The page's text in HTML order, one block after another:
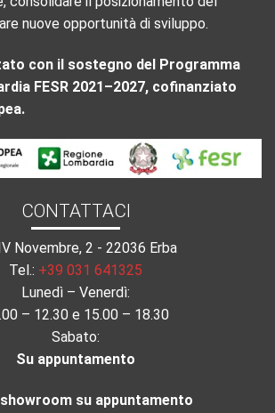
nuove opportunità di sviluppo.
con il sostegno del Programma
FESR 2021–2027, cofinanziato
CONTATTACI
Novembre, 2 - 22036 Erba
Tel.: +39 031 641325
Lunedì – Venerdì:
– 12.30 e 15.00 – 18.30
Sabato:
Su appuntamento
su appuntamento